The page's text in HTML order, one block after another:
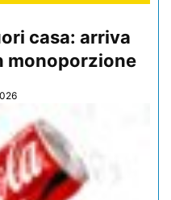
casa: arriva
monoporzione